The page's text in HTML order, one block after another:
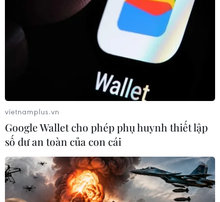
vietnamplus.vn
Google Wallet cho phép phụ huynh thiết lập
số dư an toàn của con cái